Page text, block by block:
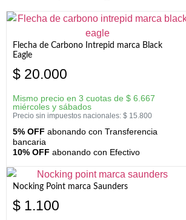
Flecha de Carbono Intrepid marca Black
Eagle
$ 20.000
Mismo precio en 3 cuotas de $ 6.667
miércoles y sábados
Precio sin impuestos nacionales: $ 15.800
5% OFF abonando con Transferencia
bancaria
10% OFF abonando con Efectivo
Nocking Point marca Saunders
$ 1.100